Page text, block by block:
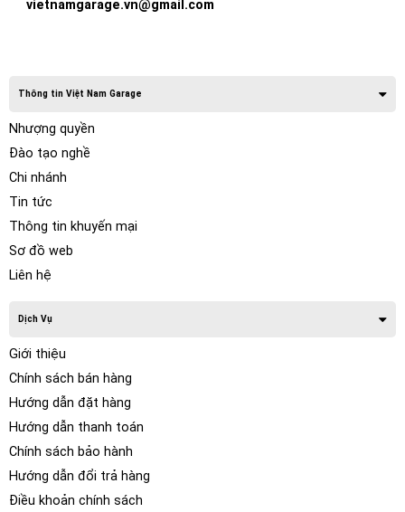
vietnamgarage.vn@gmail.com
Thông tin Việt Nam Garage
Nhượng quyền
Đào tạo nghề
Chi nhánh
Tin tức
Thông tin khuyến mại
Sơ đồ web
Liên hệ
Dịch Vụ
Giới thiệu
Chính sách bán hàng
Hướng dẫn đặt hàng
Hướng dẫn thanh toán
Chính sách bảo hành
Hướng dẫn đổi trả hàng
Điều khoản chính sách